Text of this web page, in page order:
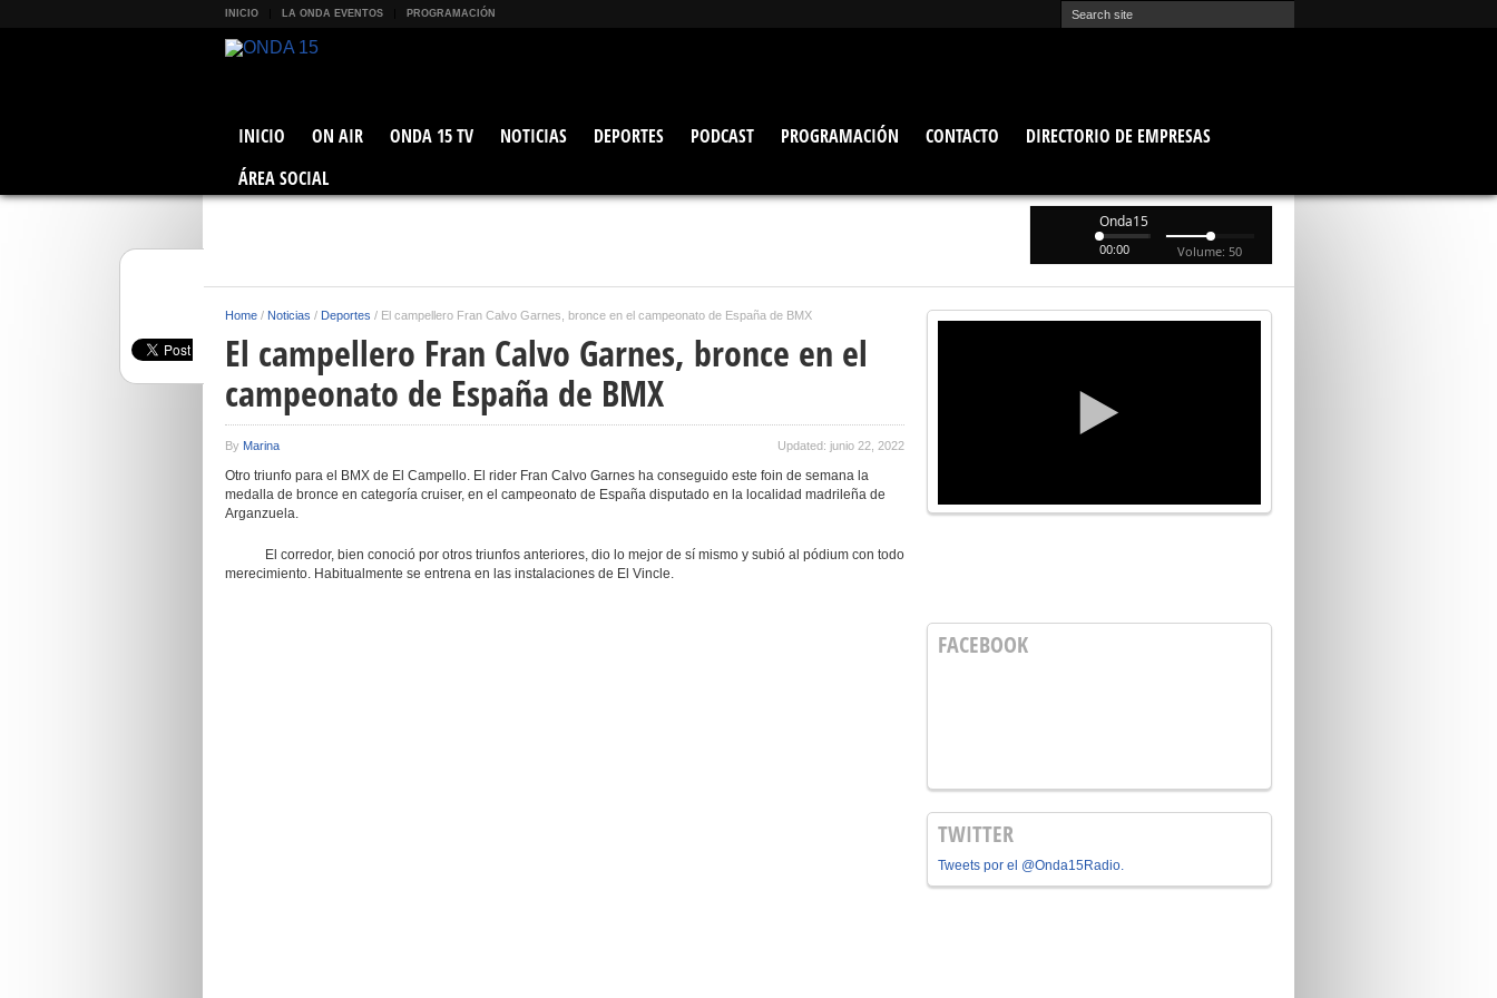
INICIO LA ONDA EVENTOS PROGRAMACIÓN
INICIO ON AIR ONDA 15 TV NOTICIAS DEPORTES PODCAST PROGRAMACIÓN CONTACTO
DIRECTORIO DE EMPRESAS
ÁREA SOCIAL
Onda15
00:00 Volume: 50
Home / Noticias / Deportes / El campellero Fran Calvo Garnes, bronce en el campeonato de España de BMX
El campellero Fran Calvo Garnes, bronce en el
campeonato de España de BMX
By Marina Updated: junio 22, 2022
Otro triunfo para el BMX de El Campello. El rider Fran Calvo Garnes ha conseguido este foin de semana la
medalla de bronce en categoría cruiser, en el campeonato de España disputado en la localidad madrileña de
Arganzuela.
El corredor, bien conoció por otros triunfos anteriores, dio lo mejor de sí mismo y subió al pódium con todo
merecimiento. Habitualmente se entrena en las instalaciones de El Vincle.
FACEBOOK
TWITTER
Tweets por el @Onda15Radio.